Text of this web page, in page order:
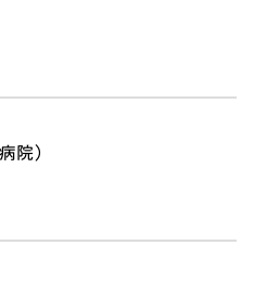
院）